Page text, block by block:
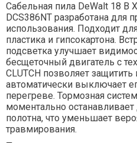
Cабельная пила DeWalt 18 В
DCS386NT разработана для
использования. Подходит
пластика и гипсокартона.
подсветка улучшает
бесщеточный двигатель с
CLUTCH позволяет
автоматически выключает
перегреве. Тормозная
моментально
полотна, что уменьшает
травмирования.